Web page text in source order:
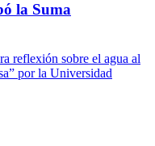
la Suma
reflexión sobre el agua al
por la Universidad